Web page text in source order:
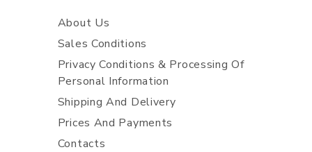
About Us
Sales Conditions
Privacy Conditions & Processing Of
Personal Information
Shipping And Delivery
Prices And Payments
Contacts